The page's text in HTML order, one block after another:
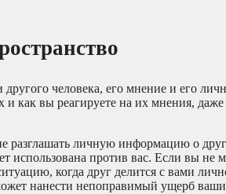
человека, его мнение и его
и как вы реагируете на их мнения,
разглашать личную информацию о
использована против вас. Если вы не
когда друг делится с вами
нанести непоправимый ущерб